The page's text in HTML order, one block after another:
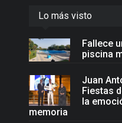
Lo más visto
Fallece
piscina
Juan
Fiestas
la
memoria